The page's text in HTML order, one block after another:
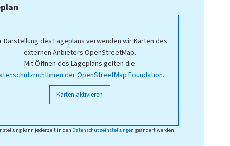
Darstellung des Lageplans verwenden wir Karten des
externen Anbieters OpenStreetMap.
Mit Öffnen des Lageplans gelten die
der OpenStreetMap Foundation.
Karten aktivieren
kann jederzeit in den Datenschutzeinstellungen geändert werden.